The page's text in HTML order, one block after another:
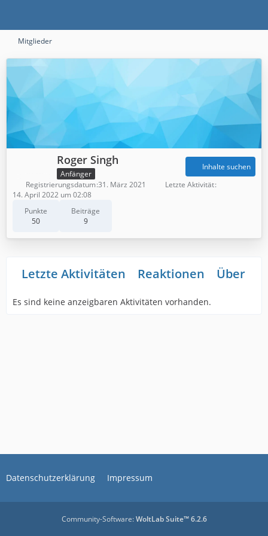
Mitglieder
Roger Singh
Anfänger
Punkte
50
Beiträge
9
Inhalte suchen
Registrierungsdatum 31. März 2021
Letzte Aktivität
14. April 2022 um 02:08
Letzte Aktivitäten Reaktionen Über
Es sind keine anzeigbaren Aktivitäten vorhanden.
Datenschutzerklärung Impressum
Community-Software:WoltLab Suite™ 6.2.6